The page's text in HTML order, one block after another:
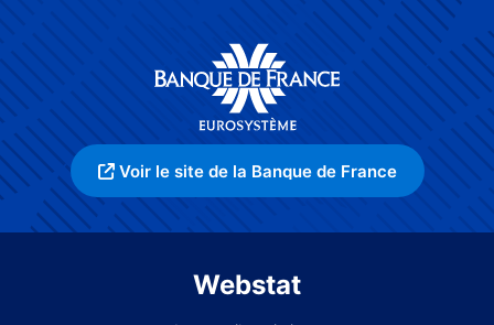
Voir le site de la Banque de France
Webstat